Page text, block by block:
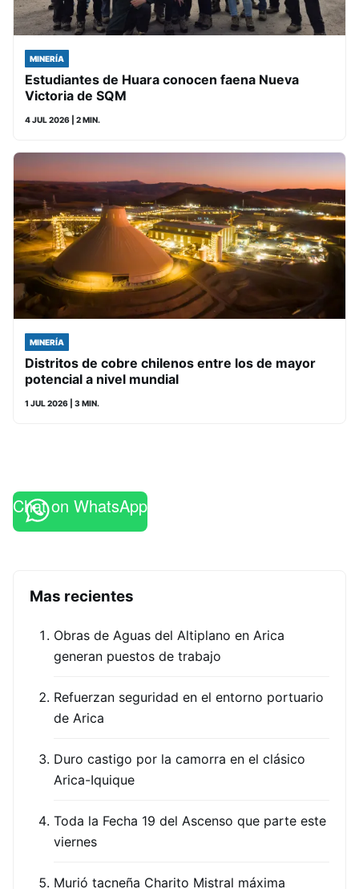
MINERÍA
Estudiantes de Huara conocen faena Nueva
Victoria de SQM
4 JUL 2026 | 2 MIN.
MINERÍA
Distritos de cobre chilenos entre los de mayor
potencial a nivel mundial
1 JUL 2026 | 3 MIN.
Chat on WhatsApp
Mas recientes
Obras de Aguas del Altiplano en Arica
generan puestos de trabajo
Refuerzan seguridad en el entorno portuario
de Arica
Duro castigo por la camorra en el clásico
Arica-Iquique
Toda la Fecha 19 del Ascenso que parte este
viernes
Murió tacneña Charito Mistral máxima